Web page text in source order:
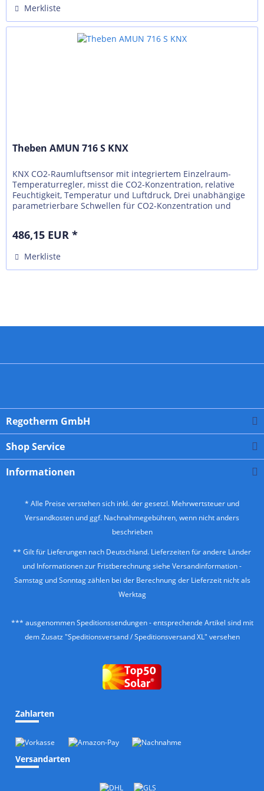
Merkliste
Theben AMUN 716 S KNX
KNX CO2-Raumluftsensor mit integriertem Einzelraum-
Temperaturregler, misst die CO2-Konzentration, relative
Feuchtigkeit, Temperatur und Luftdruck, Drei unabhängige
parametrierbare Schwellen für CO2-Konzentration und
486,15 EUR *
Merkliste
Regotherm GmbH
Shop Service
Informationen
* Alle Preise verstehen sich inkl. der gesetzl. Mehrwertsteuer und
Versandkosten und ggf. Nachnahmegebühren, wenn nicht anders
beschrieben
** Gilt für Lieferungen nach Deutschland. Lieferzeiten für andere Länder
und Informationen zur Fristberechnung siehe Versandinformation-
Samstag und Sonntag zählen bei der Berechnung der Lieferzeit nicht als
Werktag
*** ausgenommen Speditionssendungen - entsprechende Artikel sind mit
dem Zusatz "Speditionsversand / Speditionsversand XL" versehen
Zahlarten
Versandarten